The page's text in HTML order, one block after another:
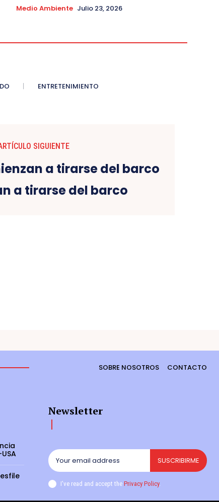
Medio Ambiente Julio 23, 2026
ENTRETENIMIENTO
SIGUIENTE
a tirarse del barco
SOBRE NOSOTROS CONTACTO
Newsletter
SUSCRIBIRME
I've read and accept thePrivacy Policy.